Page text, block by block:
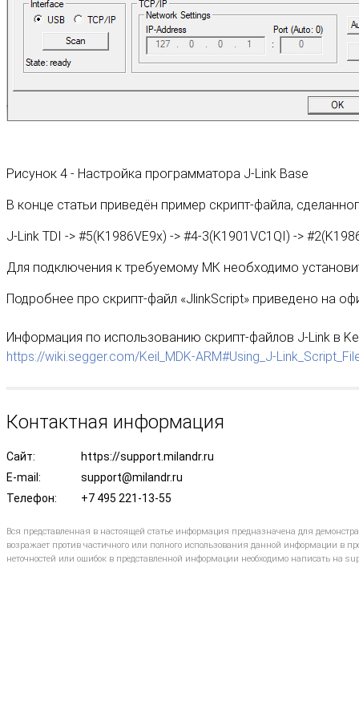
Рисунок 4 - Настройка программатора J-Link Base
В конце статьи приведён пример скрипт-файла,
J-Link TDI -> #5(K1986VE9x) -> #4-3(K1901VC1QI) ->
Для подключения к требуемому МК необходимо
Подробнее про скрипт-файл «JlinkScript» приведено на
Информация по использованию скрипт-файлов J-Link в
https://wiki.segger.com/Keil_MDK-ARM#Using_J-
Контактная информация
Сайт:
https://support.milandr.ru
E-mail:
support@milandr.ru
Телефон:
+7 495 221-13-55
Вся представленная в настоящей статье информация предназначена для
возражает против частичного или полного использования данной информации в
неточностей или ошибок в представленной информации необходимо написать на